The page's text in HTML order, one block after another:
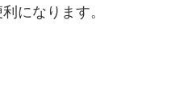
になります。